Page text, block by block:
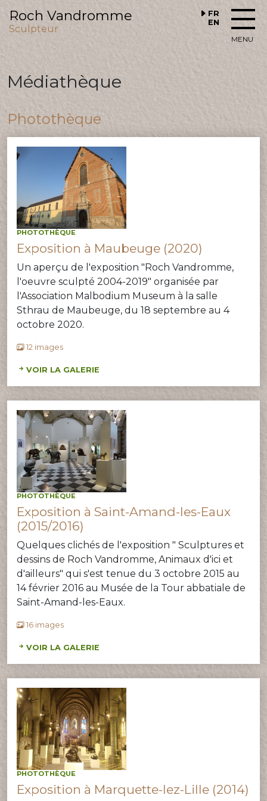
MENU
FR
EN
Roch Vandromme
Sculpteur
Médiathèque
Photothèque
PHOTOTHÈQUE
Exposition à Maubeuge (2020)
Un aperçu de l'exposition "Roch Vandromme,
l'oeuvre sculpté 2004-2019" organisée par
l'Association Malbodium Museum à la salle
Sthrau de Maubeuge, du 18 septembre au 4
octobre 2020.
12 images
VOIR LA GALERIE
PHOTOTHÈQUE
Exposition à Saint-Amand-les-Eaux
(2015/2016)
Quelques clichés de l'exposition " Sculptures et
dessins de Roch Vandromme, Animaux d'ici et
d'ailleurs" qui s'est tenue du 3 octobre 2015 au
14 février 2016 au Musée de la Tour abbatiale de
Saint-Amand-les-Eaux.
16 images
VOIR LA GALERIE
PHOTOTHÈQUE
Exposition à Marquette-lez-Lille (2014)